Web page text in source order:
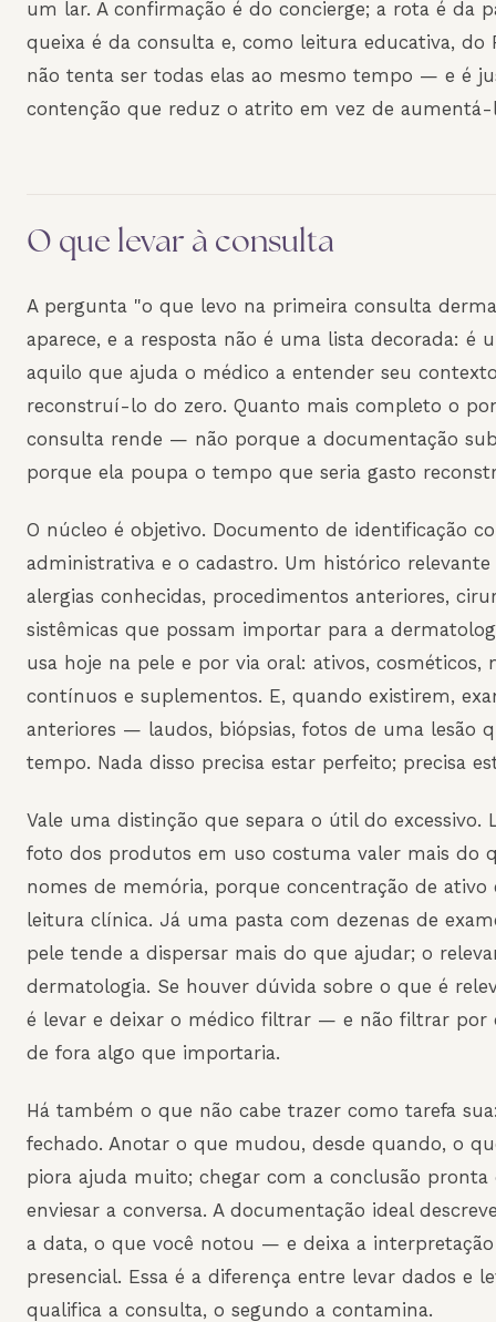
um lar. A confirmação é do concierge; a rota é da
queixa é da consulta e, como leitura educativa, do
não tenta ser todas elas ao mesmo tempo — e é
contenção que reduz o atrito em vez de aumentá-
O que levar à consulta
A pergunta "o que levo na primeira consulta
aparece, e a resposta não é uma lista decorada: é
aquilo que ajuda o médico a entender seu
reconstruí-lo do zero. Quanto mais completo o
consulta rende — não porque a documentação
porque ela poupa o tempo que seria gasto
O núcleo é objetivo. Documento de identificação
administrativa e o cadastro. Um histórico
alergias conhecidas, procedimentos anteriores,
sistêmicas que possam importar para a
usa hoje na pele e por via oral: ativos, cosméticos,
contínuos e suplementos. E, quando existirem,
anteriores — laudos, biópsias, fotos de uma lesão
tempo. Nada disso precisa estar perfeito; precisa
Vale uma distinção que separa o útil do excessivo.
foto dos produtos em uso costuma valer mais do
nomes de memória, porque concentração de
leitura clínica. Já uma pasta com dezenas de
pele tende a dispersar mais do que ajudar; o
dermatologia. Se houver dúvida sobre o que é
é levar e deixar o médico filtrar — e não filtrar por
de fora algo que importaria.
Há também o que não cabe trazer como tarefa
fechado. Anotar o que mudou, desde quando, o
piora ajuda muito; chegar com a conclusão pronta
enviesar a conversa. A documentação ideal
a data, o que você notou — e deixa a
presencial. Essa é a diferença entre levar dados e
qualifica a consulta, o segundo a contamina.